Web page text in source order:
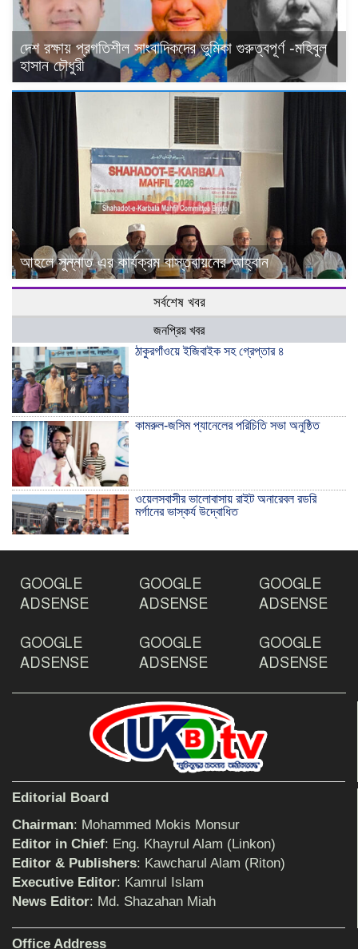
দেশ রক্ষায় প্রগতিশীল সাংবাদিকদের ভুমিকা গুরুত্বপূর্ণ -মহিবুল
হাসান চৌধুরী
আহলে সুন্নাত এর কার্যক্রম বাস্তবায়নের আহ্বান
সর্বশেষ খবর
জনপ্রিয় খবর
ঠাকুরগাঁওয়ে ইজিবাইক সহ গ্রেপ্তার ৪
কামরুল-জসিম প্যানেলের পরিচিতি সভা অনুষ্ঠিত
ওয়েলসবাসীর ভালোবাসায় রাইট অনারেবল রডরি
মর্গানের ভাস্কর্য উদ্বোধিত
দেশ রক্ষায় প্রগতিশীল সাংবাদিকদের ভুমিকা গুরুত্বপূর্ণ
-মহিবুল হাসান চৌধুরী
আহলে সুন্নাত এর কার্যক্রম বাস্তবায়নের আহ্বান
বিমানের সিলেট-ম্যানচেস্টার সরাসরি ফ্লাইট চালু হচ্ছে
সোমবার
GOOGLE
ADSENSE
GOOGLE
ADSENSE
GOOGLE
ADSENSE
GOOGLE
ADSENSE
GOOGLE
ADSENSE
GOOGLE
ADSENSE
Editorial Board
Chairman: Mohammed Mokis Monsur
Editor in Chief: Eng. Khayrul Alam (Linkon)
Editor & Publishers: Kawcharul Alam (Riton)
Executive Editor: Kamrul Islam
News Editor: Md. Shazahan Miah
Office Address